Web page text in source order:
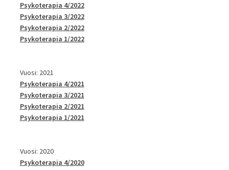
Psykoterapia 4/2022
Psykoterapia 3/2022
Psykoterapia 2/2022
Psykoterapia 1/2022
Vuosi: 2021
Psykoterapia 4/2021
Psykoterapia 3/2021
Psykoterapia 2/2021
Psykoterapia 1/2021
Vuosi: 2020
Psykoterapia 4/2020